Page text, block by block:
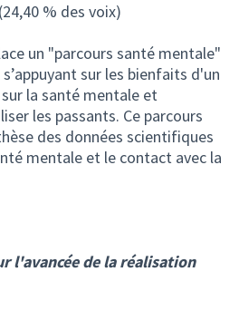
(24,40 % des voix)
un "parcours santé mentale"
sur les bienfaits d'un
la santé mentale et
les passants. Ce parcours
des données scientifiques
mentale et le contact avec la
l'avancée de la réalisation